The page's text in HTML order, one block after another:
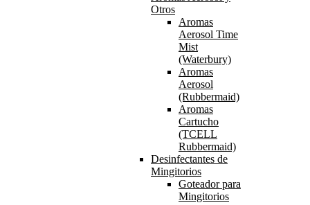
Otros
Aromas
Aerosol Time
Mist
(Waterbury)
Aromas
Aerosol
(Rubbermaid)
Aromas
Cartucho
(TCELL
Rubbermaid)
Desinfectantes de
Mingitorios
Goteador para
Mingitorios